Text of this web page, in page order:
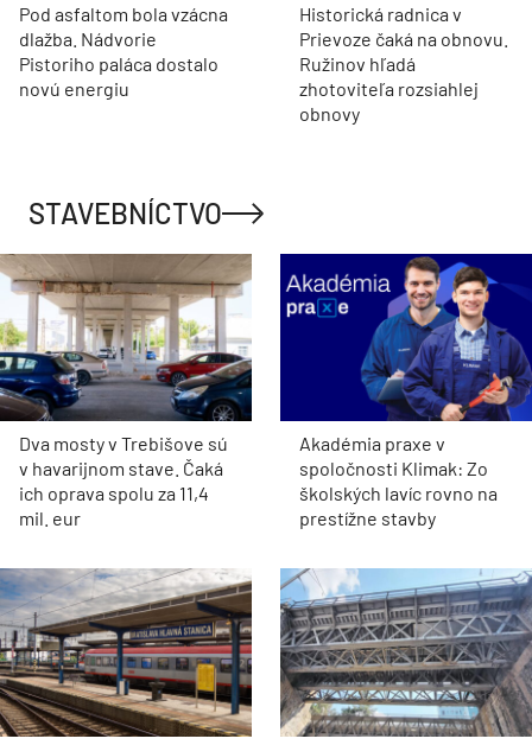
Pod asfaltom bola vzácna
dlažba. Nádvorie
Pistoriho paláca dostalo
novú energiu
Historická radnica v
Prievoze čaká na obnovu.
Ružinov hľadá
zhotoviteľa rozsiahlej
obnovy
STAVEBNÍCTVO
Dva mosty v Trebišove sú
v havarijnom stave. Čaká
ich oprava spolu za 11,4
mil. eur
Akadémia praxe v
spoločnosti Klimak: Zo
školských lavíc rovno na
prestížne stavby